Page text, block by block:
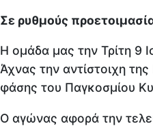
Σε ρυθμούς
Η ομάδα μας την Τρίτη 9
Άχνας την αντίστοιχη
φάσης του Παγκοσμίου
Ο αγώνας αφορά την